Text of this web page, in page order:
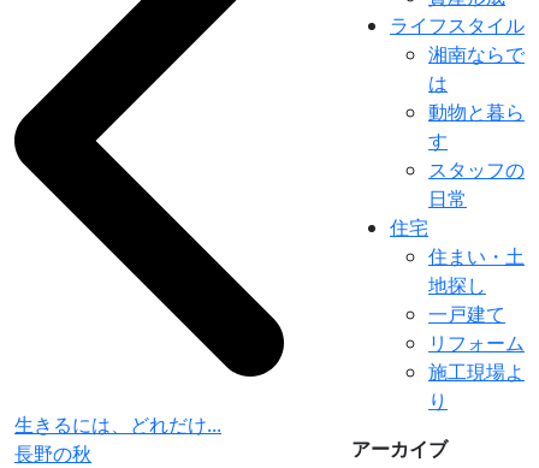
生きるには、どれだけ...
長野の秋
ライフスタイル
湘南ならで
は
動物と暮ら
す
スタッフの
日常
住宅
住まい・土
地探し
一戸建て
リフォーム
施工現場よ
り
アーカイブ